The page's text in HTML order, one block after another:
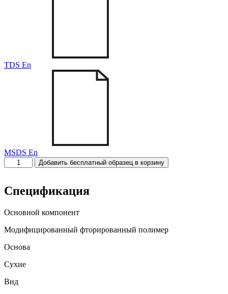
TDS En
MSDS En
Количество
товара
2071
Добавить бесплатный образец в корзину
Спецификация
Основной компонент
Модифицированный фторированный полимер
Основа
Сухие
Вид